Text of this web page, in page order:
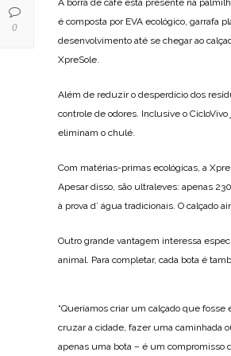
A borra de café está presente na
é composta por EVA ecológico, garrafa
desenvolvimento até se chegar ao
XpreSole.
Além de reduzir o desperdício dos
controle de odores. Inclusive o
eliminam o chulé.
Com matérias-primas ecológicas, a
Apesar disso, são ultraleves: apenas
à prova d’ água tradicionais. O calçado
Outro grande vantagem interessa
animal. Para completar, cada bota é
“Queríamos criar um calçado que
cruzar a cidade, fazer uma caminhada
apenas uma bota – é um compromisso
0